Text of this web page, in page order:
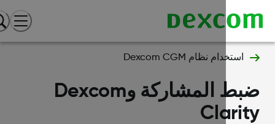
استخدام نظام Dexcom CGM
ضبط المشاركة وDexcom